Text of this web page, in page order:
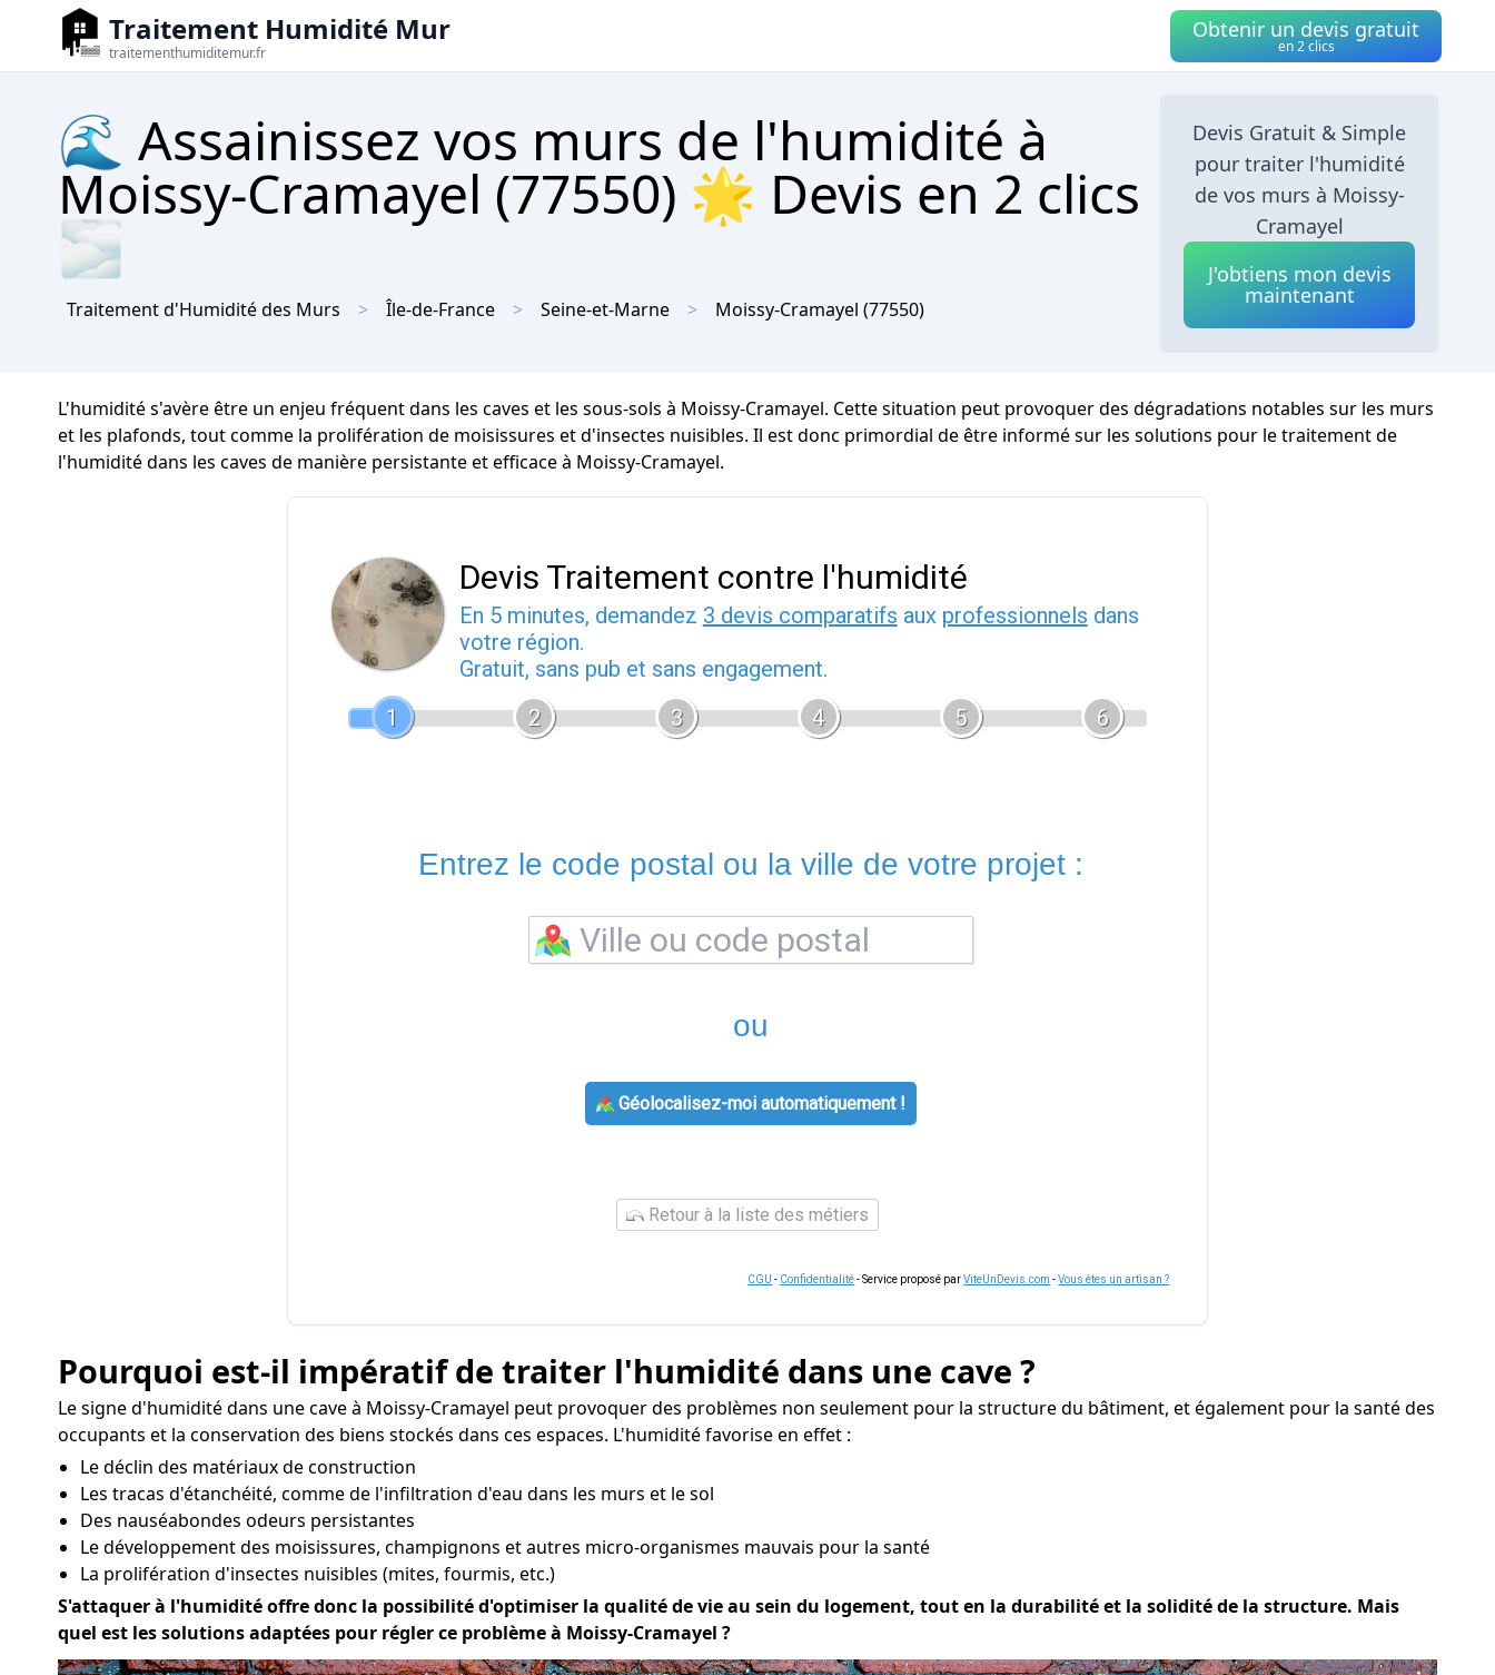
Traitement Humidité Mur
traitementhumiditemur.fr
Obtenir un devis gratuit
en 2 clics
🌊 Assainissez vos murs de l'humidité à
Moissy-Cramayel (77550) 🌟 Devis en 2 clics
🌫
Traitement d'Humidité des Murs Île-de-France Seine-et-Marne Moissy-Cramayel (77550)
Devis Gratuit & Simple
pour traiter l'humidité
de vos murs à Moissy-
Cramayel
J'obtiens mon devis
maintenant
L'humidité s'avère être un enjeu fréquent dans les caves et les sous-sols à Moissy-Cramayel. Cette situation peut provoquer des dégradations notables sur les murs
et les plafonds, tout comme la prolifération de moisissures et d'insectes nuisibles. Il est donc primordial de être informé sur les solutions pour le traitement de
l'humidité dans les caves de manière persistante et efficace à Moissy-Cramayel.
Devis Traitement contre l'humidité
En 5 minutes, demandez 3 devis comparatifs aux professionnels dans
votre région.
Gratuit, sans pub et sans engagement.
1
2 3 4 5 6
Entrez le code postal ou la ville de votre projet :
ou
Géolocalisez-moi automatiquement !
Retour à la liste des métiers
CGU - Confidentialité- Service proposé parViteUnDevis.com -Vous êtes un artisan ?
Pourquoi est-il impératif de traiter l'humidité dans une cave ?
Le signe d'humidité dans une cave à Moissy-Cramayel peut provoquer des problèmes non seulement pour la structure du bâtiment, et également pour la santé des
occupants et la conservation des biens stockés dans ces espaces. L'humidité favorise en effet :
Le déclin des matériaux de construction
Les tracas d'étanchéité, comme de l'infiltration d'eau dans les murs et le sol
Des nauséabondes odeurs persistantes
Le développement des moisissures, champignons et autres micro-organismes mauvais pour la santé
La prolifération d'insectes nuisibles (mites, fourmis, etc.)
S'attaquer à l'humidité offre donc la possibilité d'optimiser la qualité de vie au sein du logement, tout en la durabilité et la solidité de la structure. Mais
quel est les solutions adaptées pour régler ce problème à Moissy-Cramayel ?